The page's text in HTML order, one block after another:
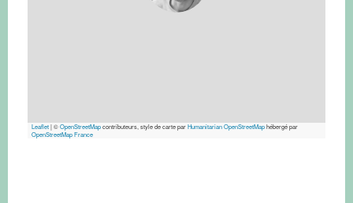
Leaflet|©OpenStreetMapcontributeurs, style de carte parHumanitarian OpenStreetMaphébergé par
OpenStreetMap France